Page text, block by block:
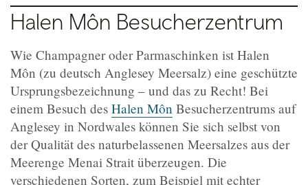
Halen Môn Besucherzentrum
Wie Champagner oder Parmaschinken ist Halen
Môn (zu deutsch Anglesey Meersalz) eine geschützte
Ursprungsbezeichnung – und das zu Recht! Bei
einem Besuch des Halen Môn Besucherzentrums auf
Anglesey in Nordwales können Sie sich selbst von
der Qualität des naturbelassenen Meersalzes aus der
Meerenge Menai Strait überzeugen. Die
verschiedenen Sorten, zum Beispiel mit echter